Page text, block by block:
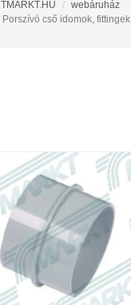
TMARKT.HU
webáruház
Porszívó cső idomok, fittingek